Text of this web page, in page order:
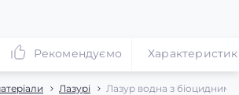
Лазурі Лазур водна з біоцидним
Рекомендуємо